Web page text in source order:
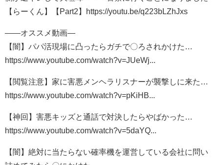
【らーくん】【Part2】https://youtu.be/q223bLZhJxs​
——オススメ動画—
【闇】パパ活現場に凸ったらガチで〇ろされかけた…
https://www.youtube.com/watch?v=JUeWj...​
【閲覧注意】家に害悪メンヘラリスナーが襲撃しに来た…
https://www.youtube.com/watch?v=pKiHB...​
【神回】害悪キッズと通話で対決したらやばかった…
https://www.youtube.com/watch?v=5daYQ...​
【闇】絶対に当たらない確率機を運営している会社に問い